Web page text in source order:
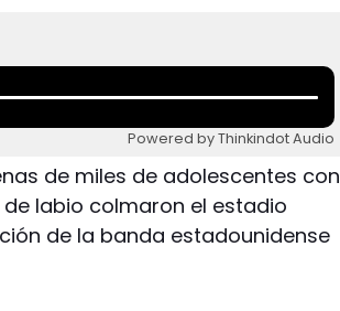
Powered by Thinkindot Audio
de miles de adolescentes con
labio colmaron el estadio
de la banda estadounidense